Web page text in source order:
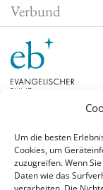
Um die besten
Cookies, um
zuzugreifen. Wenn
Daten wie das
Verbund
Schlagwörter